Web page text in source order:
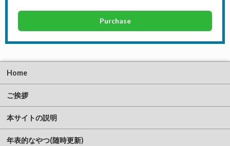
Purchase
Home
ご挨拶
本サイトの説明
年表的なやつ(随時更新)